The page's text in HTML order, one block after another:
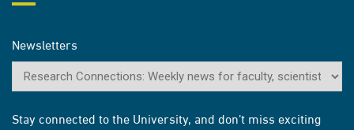
Newsletters
Stay connected to the University, and don’t miss exciting